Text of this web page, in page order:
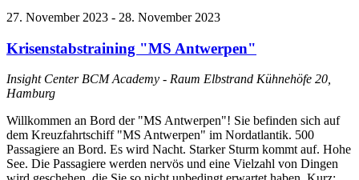
27. November 2023 - 28. November 2023
Krisenstabstraining "MS Antwerpen"
Insight Center BCM Academy - Raum Elbstrand Kühnehöfe 20,
Hamburg
Willkommen an Bord der "MS Antwerpen"! Sie befinden sich auf
dem Kreuzfahrtschiff "MS Antwerpen" im Nordatlantik. 500
Passagiere an Bord. Es wird Nacht. Starker Sturm kommt auf. Hohe
See. Die Passagiere werden nervös und eine Vielzahl von Dingen